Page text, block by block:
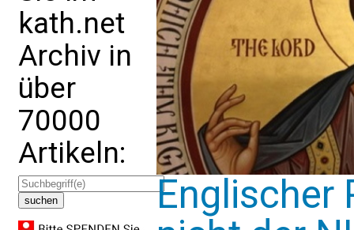
kath.net
Archiv in
über
70000
Artikeln:
Englischer